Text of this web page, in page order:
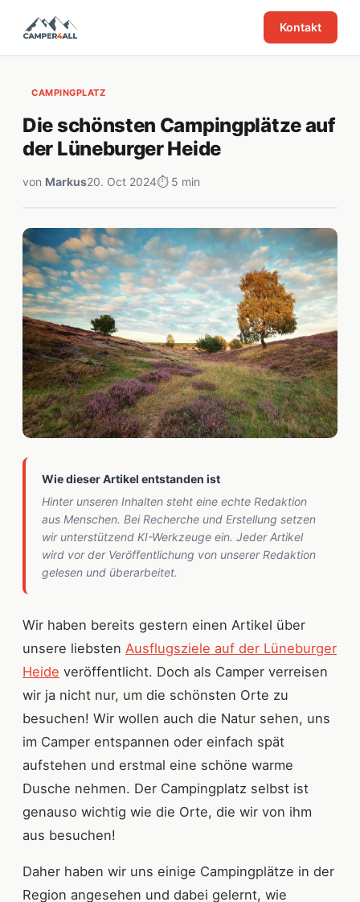
Kontakt
CAMPINGPLATZ
Die schönsten Campingplätze auf
der Lüneburger Heide
von Markus20. Oct 2024⏱ 5 min
Wie dieser Artikel entstanden ist
Hinter unseren Inhalten steht eine echte Redaktion
aus Menschen. Bei Recherche und Erstellung setzen
wir unterstützend KI-Werkzeuge ein. Jeder Artikel
wird vor der Veröffentlichung von unserer Redaktion
gelesen und überarbeitet.
Wir haben bereits gestern einen Artikel über
unsere liebsten Ausflugsziele auf der Lüneburger
Heide veröffentlicht. Doch als Camper verreisen
wir ja nicht nur, um die schönsten Orte zu
besuchen! Wir wollen auch die Natur sehen, uns
im Camper entspannen oder einfach spät
aufstehen und erstmal eine schöne warme
Dusche nehmen. Der Campingplatz selbst ist
genauso wichtig wie die Orte, die wir von ihm
aus besuchen!
Daher haben wir uns einige Campingplätze in der
Region angesehen und dabei gelernt, wie